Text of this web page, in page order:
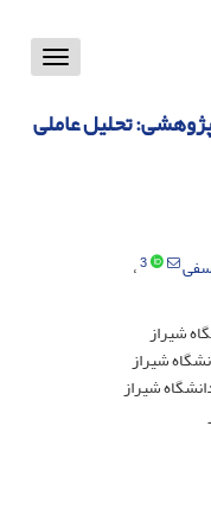
Toggle
تحلیل عاملی
3
شیراز
شیراز
شیراز